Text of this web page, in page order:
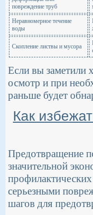
повреждение труб
Неравномерное течение
воды
Скопление листвы и мусора
Если вы заметили
осмотр и при
раньше будет
Как
Предотвращение
значительной
серьезными
шагов для